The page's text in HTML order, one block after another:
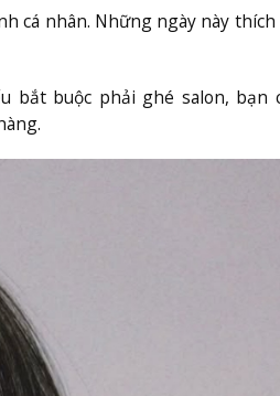
cá nhân. Những ngày này thích
bắt buộc phải ghé salon, bạn